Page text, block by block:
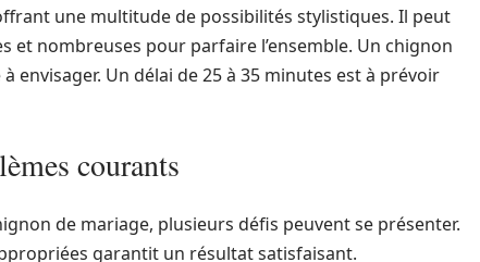
une multitude de possibilités stylistiques. Il peut
et nombreuses pour parfaire l’ensemble. Un chignon
envisager. Un délai de 25 à 35 minutes est à prévoir
courants
de mariage, plusieurs défis peuvent se présenter.
garantit un résultat satisfaisant.